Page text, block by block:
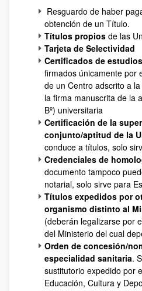
Resguardo de haber
obtención de un Título.
Títulos propios de las
Tarjeta de Selectividad
Certificados de
firmados únicamente por
de un Centro adscrito a
la firma manuscrita de la
Bº) universitaria
Certificación de la
conjunto/aptitud de la
conduce a títulos, solo
Credenciales de
documento tampoco
notarial, solo sirve para
Títulos expedidos por
organismo distinto al
(deberán legalizarse por
del Ministerio del cual
Orden de concesión/
especialidad sanitaria.
sustitutorio expedido por
Educación, Cultura y